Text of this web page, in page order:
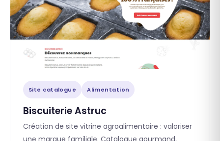
Site catalogue Alimentation
Biscuiterie Astruc
Création de site vitrine agroalimentaire : valoriser
une marque familiale. Catalogue gourmand,